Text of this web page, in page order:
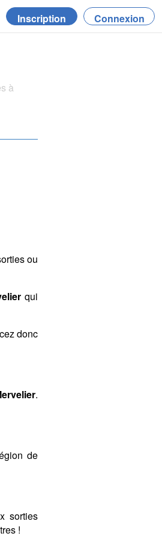
Inscription Connexion
à
ou
qui
donc
.
de
sorties
!